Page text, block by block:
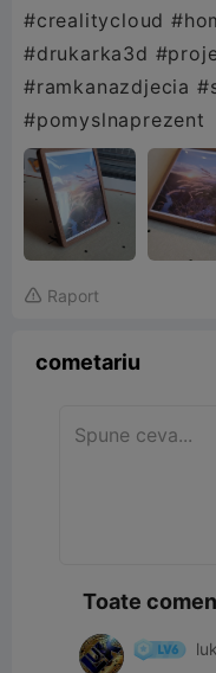
#crealitycloud
#drukarka3d
#ramkanazdjecia
#pomyslnaprezent
 Raport
cometariu
Toate